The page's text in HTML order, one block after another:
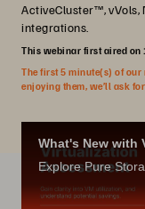
ActiveCluster™, vVols,
integrations.
This webinar first aired on
The first 5 minute(s) of our
enjoying them, we’ll ask